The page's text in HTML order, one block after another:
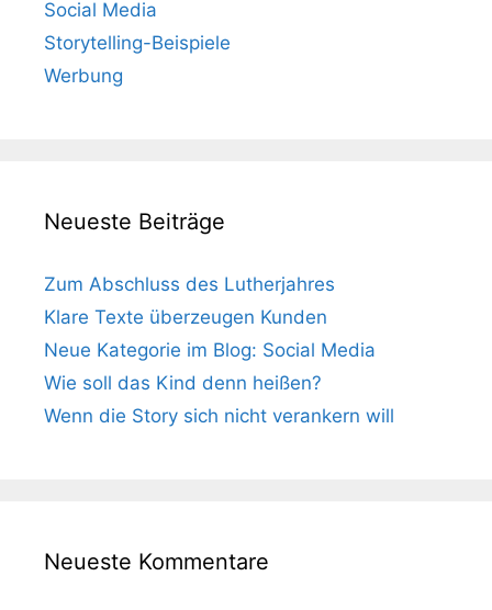
Social Media
Storytelling-Beispiele
Werbung
Neueste Beiträge
Zum Abschluss des Lutherjahres
Klare Texte überzeugen Kunden
Neue Kategorie im Blog: Social Media
Wie soll das Kind denn heißen?
Wenn die Story sich nicht verankern will
Neueste Kommentare